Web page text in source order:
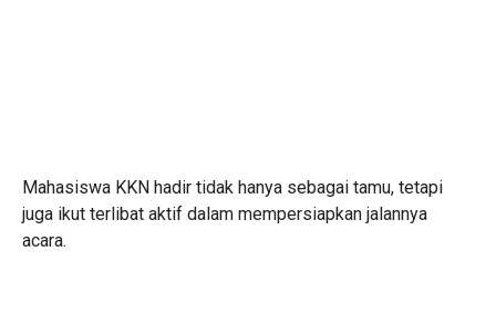
Mahasiswa KKN hadir tidak hanya sebagai tamu, tetapi
juga ikut terlibat aktif dalam mempersiapkan jalannya
acara.